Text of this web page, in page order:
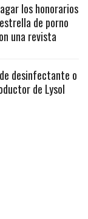
los honorarios
de porno
una revista
desinfectante o
de Lysol